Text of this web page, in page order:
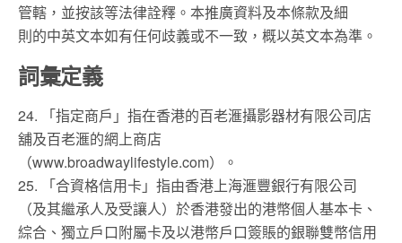
管轄，並按該等法律詮釋。本推廣資料及本條款及細
則的中英文本如有任何歧義或不一致，概以英文本為準。
詞彙定義
24. 「指定商戶」指在香港的百老滙攝影器材有限公司店
舖及百老滙的網上商店
（www.broadwaylifestyle.com）。
25. 「合資格信用卡」指由香港上海滙豐銀行有限公司
（及其繼承人及受讓人）於香港發出的港幣個人基本卡、
綜合、獨立戶口附屬卡及以港幣戶口簽賬的銀聯雙幣信用